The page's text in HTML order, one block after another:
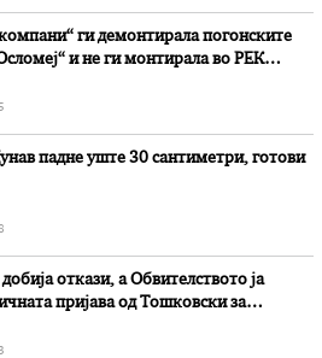
ги демонтирала погонските
и не ги монтирала во РЕК
падне уште 30 сантиметри, готови
откази, а Обвителството ја
пријава од Тошковски за